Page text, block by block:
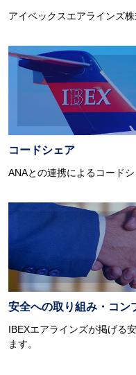
アイベックスエアラインズ
コードシェア
ANAとの連携によるコードシ
安全への取り組み・コン
IBEXエアラインズが掲げる
ます。